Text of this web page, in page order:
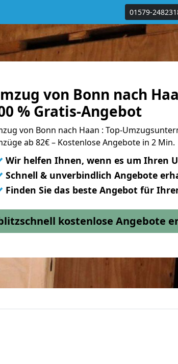
01579-
von Bonn nach
% Gratis-Angebot
von Bonn nach Haan : Top-
ab 82€ – Kostenlose Angebote in 2 Min.
Wir helfen Ihnen, wenn es um Ihren
Schnell & unverbindlich Angebote
Finden Sie das beste Angebot für
kostenlose Angebote